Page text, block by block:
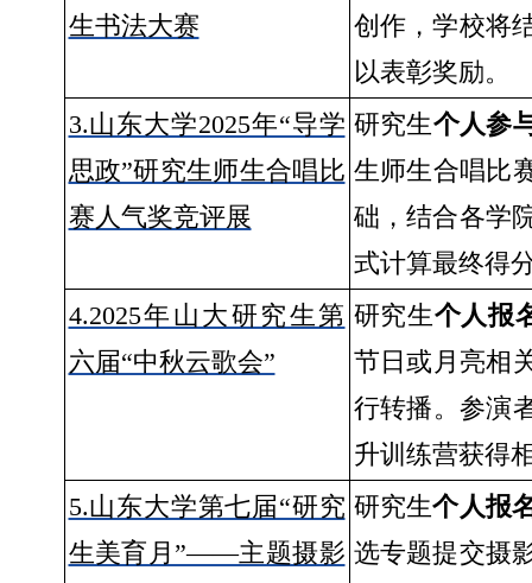
生书法大赛
创作，学校将
以表彰奖励。
3.山东大学2025年“导学
思政”研究生师生合唱比
赛人气奖竞评展
研究生个人参
生师生合唱比
础，结合各学
式计算最终得
4.2025年山大研究生第
六届“中秋云歌会”
研究生个人报
节日或月亮相
行转播。参演
升训练营获得
5.山东大学第七届“研究
生美育月”——主题摄影
研究生个人报
选专题提交摄